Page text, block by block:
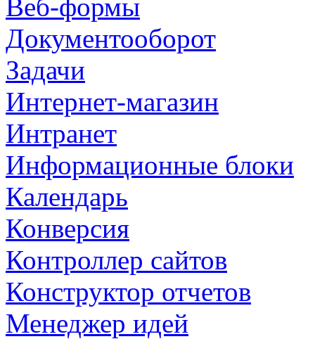
Веб-формы
Документооборот
Задачи
Интернет-магазин
Интранет
Информационные блоки
Календарь
Конверсия
Контроллер сайтов
Конструктор отчетов
Менеджер идей